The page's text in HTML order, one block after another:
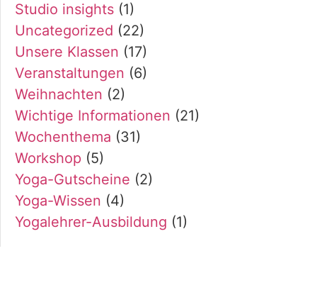
Studio insights (1)
Uncategorized (22)
Unsere Klassen (17)
Veranstaltungen (6)
Weihnachten (2)
Wichtige Informationen (21)
Wochenthema (31)
Workshop (5)
Yoga-Gutscheine (2)
Yoga-Wissen (4)
Yogalehrer-Ausbildung (1)